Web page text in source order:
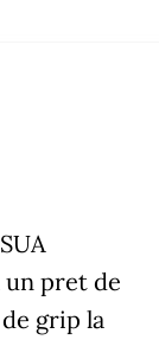
un pret de
grip la